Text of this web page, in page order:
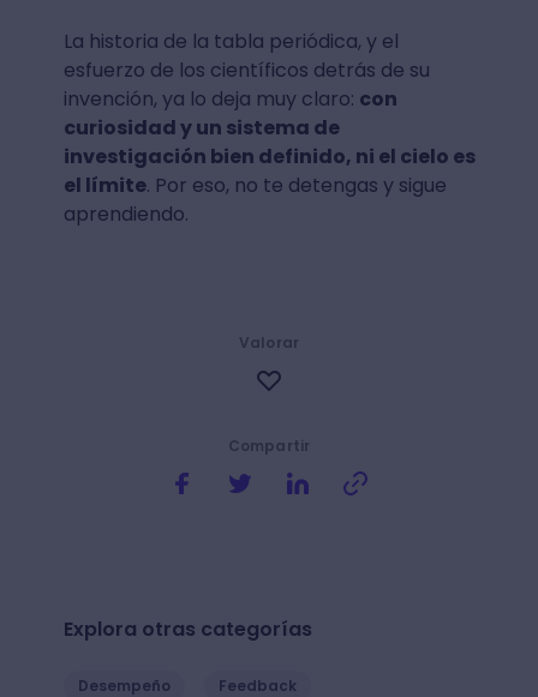
La historia de la tabla periódica, y el
esfuerzo de los científicos detrás de su
invención, ya lo deja muy claro: con
curiosidad y un sistema de
investigación bien definido, ni el cielo es
el límite. Por eso, no te detengas y sigue
aprendiendo.
Compartir
Valorar
Explora otras categorías
Desempeño Feedback